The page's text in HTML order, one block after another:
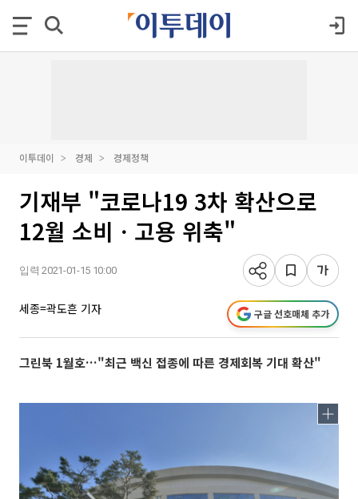
이투데이 경제 경제정책
기재부 "코로나19 3차 확산으로
12월 소비ㆍ고용 위축"
입력 2021-01-15 10:00
세종=곽도흔 기자 구글 선호매체 추가
그린북 1월호…"최근 백신 접종에 따른 경제회복 기대 확산"